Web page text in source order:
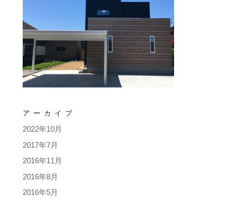
アーカイブ
2022年10月
2017年7月
2016年11月
2016年8月
2016年5月